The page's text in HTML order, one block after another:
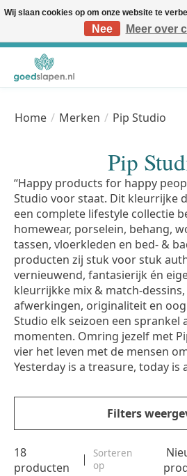
Vóór 12u besteld, volgende werkdag in huis* | Gratis
Home / Merken / Pip Studio
Pip
“Happy products for happy
Studio voor staat. Dit kleurrijke
een complete lifestyle collectie
homewear, porselein, behang,
tassen, vloerkleden en bed- &
producten zij stuk voor stuk
vernieuwend, fantasierijk én
kleurrijkke mix & match-dessins,
afwerkingen, originaliteit en
Studio elk seizoen een sprankel
momenten. Omring jezelf met
vier het leven met de mensen
Yesterday is a treasure, today is
Filters
18
producten
Sorteren
op
Wij slaan cookies op om onze website te
Nee
Meer over